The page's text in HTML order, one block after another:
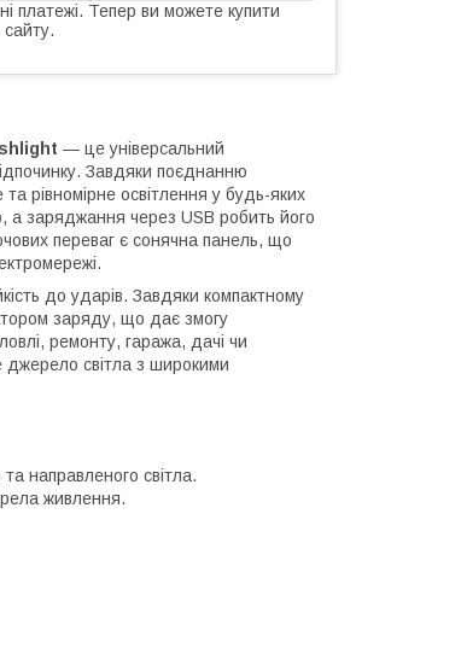
платежі. Тепер ви можете купити
— це універсальний
Завдяки поєднанню
рівномірне освітлення у будь-яких
а заряджання через USB робить його
переваг є сонячна панель, що
до ударів. Завдяки компактному
заряду, що дає змогу
ремонту, гаража, дачі чи
світла з широкими
направленого світла.
живлення.